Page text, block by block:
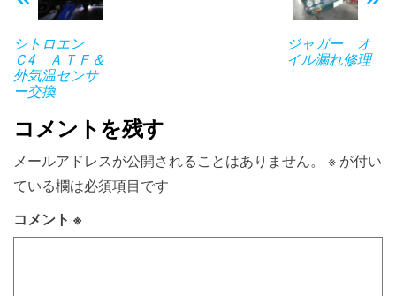
シトロエン
Ｃ4 ＡＴＦ＆
外気温センサ
ー交換
ジャガー オ
イル漏れ修理
コメントを残す
メールアドレスが公開されることはありません。 ※ が付い
ている欄は必須項目です
コメント ※